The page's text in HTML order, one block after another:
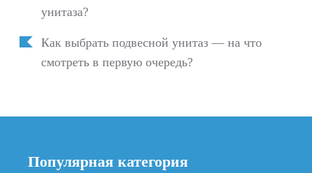
унитаза?
Как выбрать подвесной унитаз — на что
смотреть в первую очередь?
Популярная категория